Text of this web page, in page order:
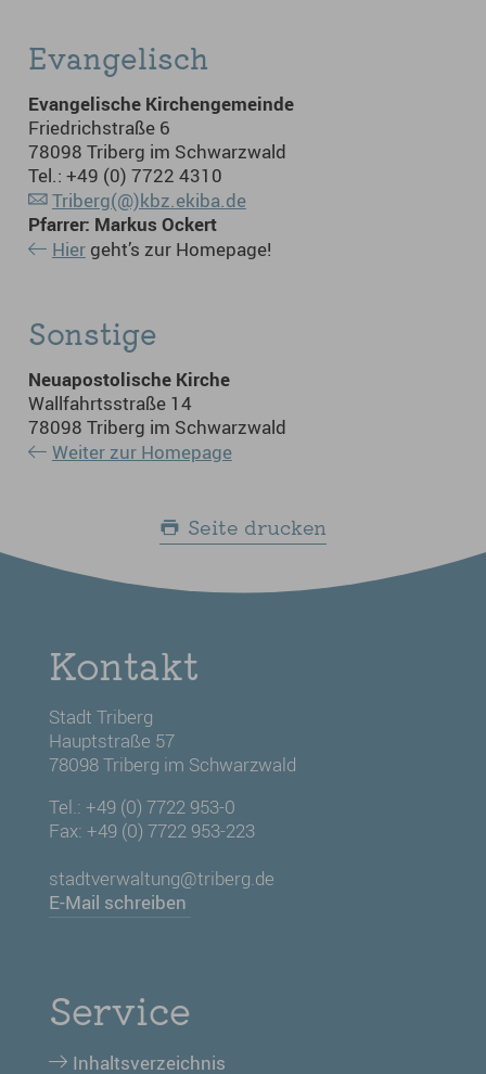
Evangelisch
Evangelische Kirchengemeinde
Friedrichstraße 6
78098 Triberg im Schwarzwald
Tel.: +49 (0) 7722 4310
Triberg(@)kbz.ekiba.de
Pfarrer: Markus Ockert
Hiergeht’s zur Homepage!
Sonstige
Neuapostolische Kirche
Wallfahrtsstraße 14
78098 Triberg im Schwarzwald
Weiter zur Homepage
Seite drucken
Kontakt
Stadt Triberg
Hauptstraße 57
78098 Triberg im Schwarzwald
Tel.: +49 (0) 7722 953-0
Fax: +49 (0) 7722 953-223
stadtverwaltung@triberg.de
E-Mail schreiben
Service
Inhaltsverzeichnis